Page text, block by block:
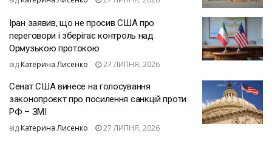
Іран заявив, що не просив США про
переговори і зберігає контроль над
Ормузькою протокою
від Катерина Лисенко 27 ЛИПНЯ, 2026
Сенат США винесе на голосування
законопроєкт про посилення санкцій проти
РФ – ЗМІ
від Катерина Лисенко 27 ЛИПНЯ, 2026